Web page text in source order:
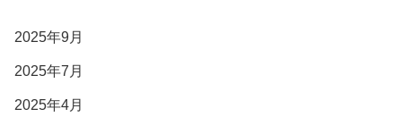
2025年9月
2025年7月
2025年4月